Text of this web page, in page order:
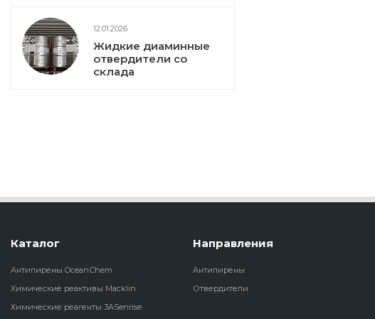
12.01.2026
Жидкие диаминные
отвердители со
склада
Каталог
Антипирены OceanСhem
Химические реактивы Macklin
Химические реагенты 3ASenrise
Направления
Антипирены
Отвердители